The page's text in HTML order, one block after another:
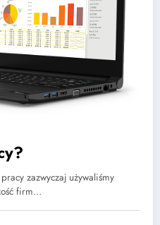
zazwyczaj używaliśmy
firm…